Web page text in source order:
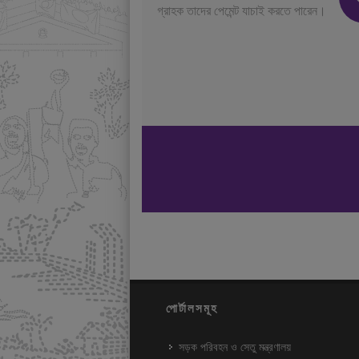
গ্রাহক তাদের পেমেন্ট যাচাই করতে পারেন।
পোর্টালসমূহ
সড়ক পরিবহন ও সেতু মন্ত্রণালয়